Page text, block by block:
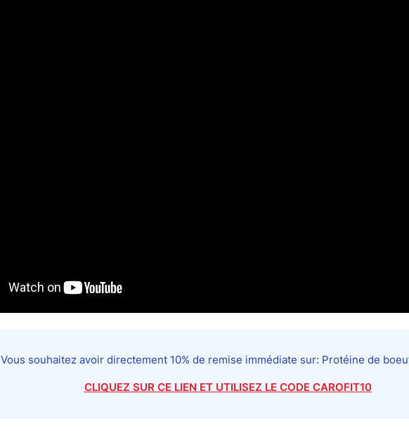
Vous souhaitez avoir directement 10% de remise immédiate sur: Protéine de
CLIQUEZ SUR CE LIEN ET UTILISEZ LE CODE CAROFIT10